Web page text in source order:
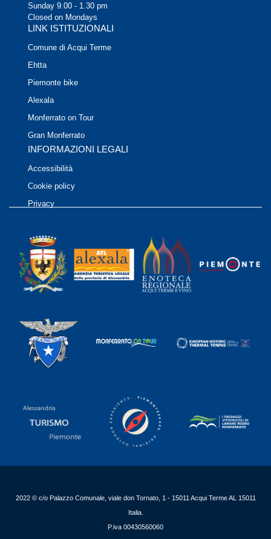
Sunday 9.00 - 1.30 pm
Closed on Mondays
LINK ISTITUZIONALI
Comune di Acqui Terme
Ehtta
Piemonte bike
Alexala
Monferrato on Tour
Gran Monferrato
INFORMAZIONI LEGALI
Accessibilità
Cookie policy
Privacy
2022 © c/o Palazzo Comunale, viale don Tornato, 1 - 15011 Acqui Terme AL 15011
Italia.
P.iva 00430560060